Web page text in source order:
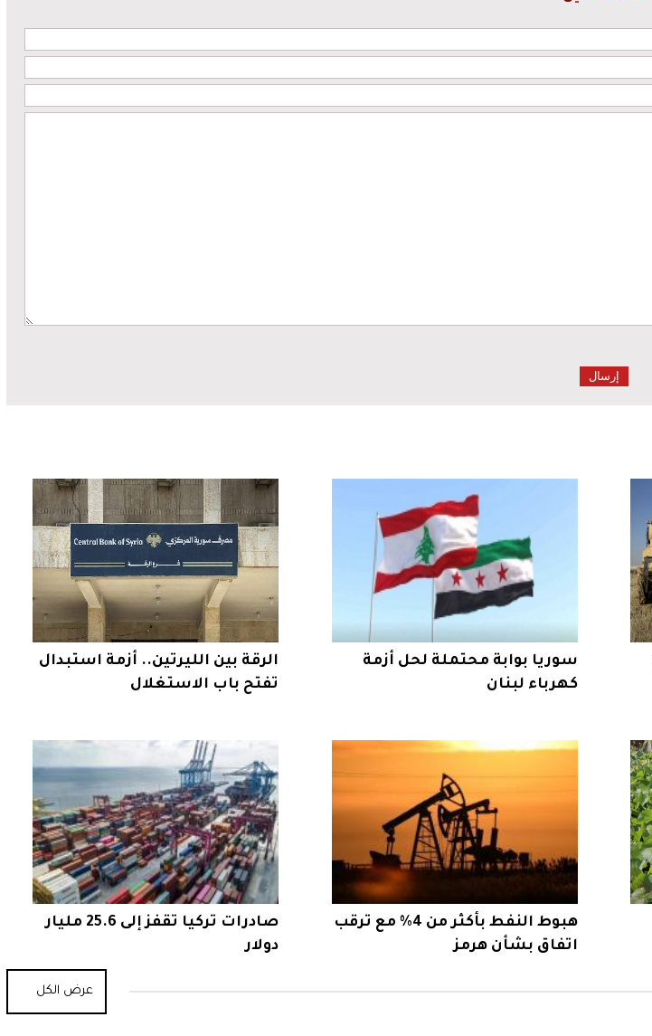
سوريا بوابة محتملة لحل أزمة
كهرباء لبنان
الرقة بين الليرتين.. أزمة استبدال
تفتح باب الاستغلال
هبوط النفط بأكثر من 4% مع ترقب
اتفاق بشأن هرمز
صادرات تركيا تقفز إلى 25.6 مليار
دولار
عرض الكل